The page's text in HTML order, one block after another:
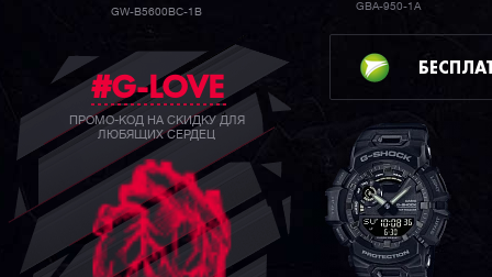
GW-B5600BC-1B
#G-LOVE
ПРОМО-КОД НА СКИДКУ ДЛЯ
ЛЮБЯЩИХ СЕРДЕЦ
GBA-950-1A